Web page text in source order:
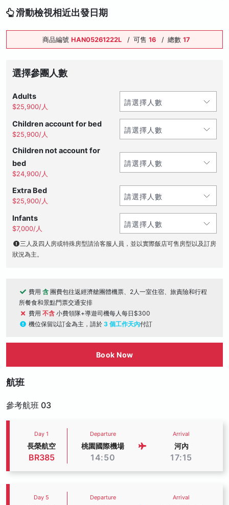
滑動檢視相近出發日期
商品編號 HAN05261222L / 可售 16 / 總數 17
選擇參團人數
Adults
$25,900/人
Children account for bed
$25,900/人
Children not account for
bed
$24,900/人
Extra Bed
$25,900/人
Infants
$7,000/人
三人及四人房或特殊房型請洽客服人員，並以實際飯店可售房型以及訂房
狀況為主。
費用 含 團費包往返經濟艙團體機票、2人一室住宿、旅責險和行程
所餐食和景點門票交通安排
費用 不含 小費領隊+導遊司機每人每日$300
機位保留以訂金為主，請於 3 個工作天內付訂
Book Now
航班
參考航班 03
Day 1
長榮航空
BR385
Departure
桃園國際機場
14:50
Arrival
河內
17:15
Day 5 Departure Arrival